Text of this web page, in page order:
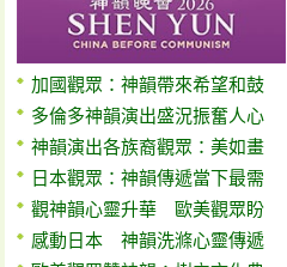
加國觀眾：神韻帶來希望和鼓
多倫多神韻演出盛況振奮人心
神韻演出各族裔觀眾：美如畫
日本觀眾：神韻傳遞當下最需
觀神韻心靈升華 歐美觀眾盼
感動日本 神韻洗滌心靈傳遞